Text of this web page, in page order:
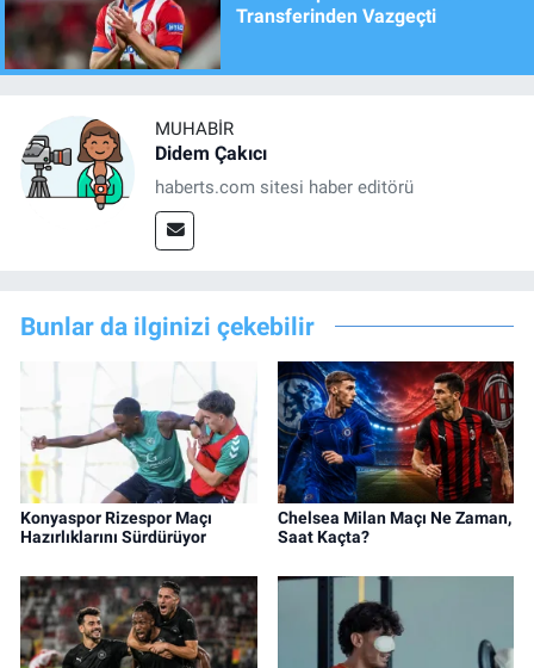
Transferinden Vazgeçti
MUHABIR
Didem Çakıcı
haberts.com sitesi haber editörü
Bunlar da ilginizi çekebilir
Konyaspor Rizespor Maçı
Hazırlıklarını Sürdürüyor
Chelsea Milan Maçı Ne Zaman,
Saat Kaçta?